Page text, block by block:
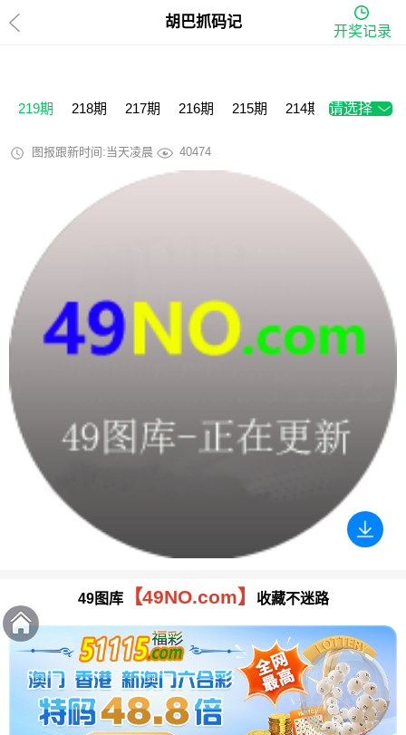
胡巴抓码记
开奖记录
219期 218期 217期 216期 215期 214期 213期
请选择
图报跟新时间:当天凌晨 40474
49图库【49NO.com】 收藏不迷路